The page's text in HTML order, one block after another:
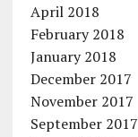
April 2018
February 2018
January 2018
December 2017
November 2017
September 2017